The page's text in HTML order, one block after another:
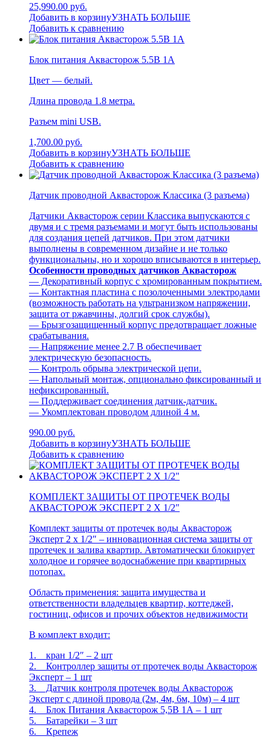
25,990.00 руб.
Добавить в корзинуУЗНАТЬ БОЛЬШЕ
Добавить к сравнению
Блок питания Аквасторож 5.5В 1А
Цвет — белый.
Длина провода 1.8 метра.
Разъем mini USB.
1,700.00 руб.
Добавить в корзинуУЗНАТЬ БОЛЬШЕ
Добавить к сравнению
Датчик проводной Аквасторож Классика (3 разъема)
Датчики Аквасторож серии Классика выпускаются с
двумя и с тремя разъемами и могут быть использованы
для создания цепей датчиков. При этом датчики
выполнены в современном дизайне и не только
функциональны, но и хорошо вписываются в интерьер.
Особенности проводных датчиков Аквасторож
— Декоративный корпус с хромированным покрытием.
— Контактная пластина с позолоченными электродами
(возможность работать на ультранизком напряжении,
защита от ржавчины, долгий срок службы).
— Брызгозащищенный корпус предотвращает ложные
срабатывания.
— Напряжение менее 2.7 В обеспечивает
электрическую безопасность.
— Контроль обрыва электрической цепи.
— Напольный монтаж, опционально фиксированный и
нефиксированный.
— Поддерживает соединения датчик-датчик.
— Укомплектован проводом длиной 4 м.
990.00 руб.
Добавить в корзинуУЗНАТЬ БОЛЬШЕ
Добавить к сравнению
КОМПЛЕКТ ЗАЩИТЫ ОТ ПРОТЕЧЕК ВОДЫ
АКВАСТОРОЖ ЭКСПЕРТ 2 Х 1/2″
Комплект защиты от протечек воды Аквасторож
Эксперт 2 х 1/2″ – инновационная система защиты от
протечек и залива квартир. Автоматически блокирует
холодное и горячее водоснабжение при квартирных
потопах.
Область применения: защита имущества и
ответственности владельцев квартир, коттеджей,
гостиниц, офисов и прочих объектов недвижимости
В комплект входит:
1. кран 1/2″ – 2 шт
2. Контроллер защиты от протечек воды Аквасторож
Эксперт – 1 шт
3. Датчик контроля протечек воды Аквасторож
Эксперт с длиной провода (2м, 4м, 6м, 10м) – 4 шт
4. Блок Питания Аквасторож 5,5В 1А – 1 шт
5. Батарейки – 3 шт
6. Крепеж